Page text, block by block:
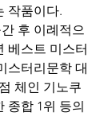
작품이다.
후 이례적으
베스트 미스터
스터리문학 대
체인 기노쿠
종합 1위 등의